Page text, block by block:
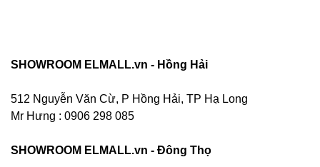
SHOWROOM ELMALL.vn - Hồng Hải
512 Nguyễn Văn Cừ, P Hồng Hải, TP Hạ Long
Mr Hưng : 0906 298 085
SHOWROOM ELMALL.vn - Đông Thọ